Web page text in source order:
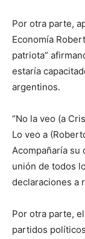
Por otra parte,
Economía
patriota”
estaría
argentinos.
“No la veo (a
Lo veo a
Acompañaría su
unión de todos
declaraciones a
Por otra parte,
partidos